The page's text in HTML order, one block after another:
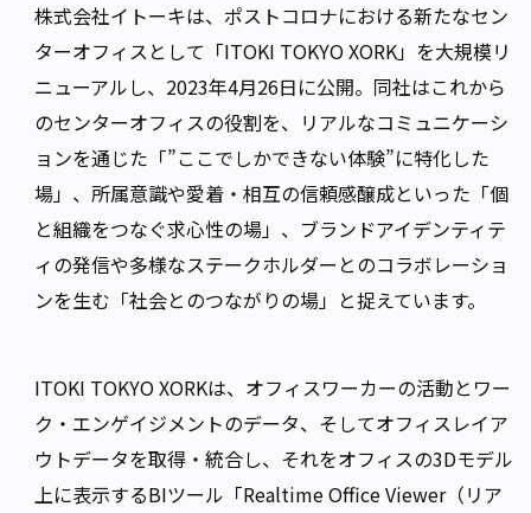
株式会社イトーキは、ポストコロナにおける新たなセン
ターオフィスとして「ITOKI TOKYO XORK」を大規模リ
ニューアルし、2023年4月26日に公開。同社はこれから
のセンターオフィスの役割を、リアルなコミュニケーシ
ョンを通じた「”ここでしかできない体験”に特化した
場」、所属意識や愛着・相互の信頼感醸成といった「個
と組織をつなぐ求心性の場」、ブランドアイデンティテ
ィの発信や多様なステークホルダーとのコラボレーショ
ンを生む「社会とのつながりの場」と捉えています。
ITOKI TOKYO XORKは、オフィスワーカーの活動とワー
ク・エンゲイジメントのデータ、そしてオフィスレイア
ウトデータを取得・統合し、それをオフィスの3Dモデル
上に表示するBIツール「Realtime Office Viewer（リア